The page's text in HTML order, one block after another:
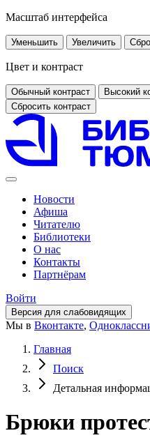
Масштаб интерфейса
Уменьшить Увеличить
Цвет и контраст
Обычный контраст Высокий
Сбросить контраст
Новости
Афиша
Читателю
Библиотеки
О нас
Контакты
Партнёрам
Войти
Версия для слабовидящих
Мы в Вконтакте,
Главная
Поиск
Детальная
Брюки